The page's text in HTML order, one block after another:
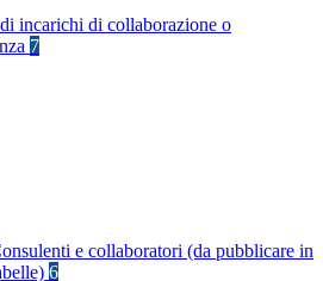
incarichi di collaborazione o
7
e collaboratori (da pubblicare in
6